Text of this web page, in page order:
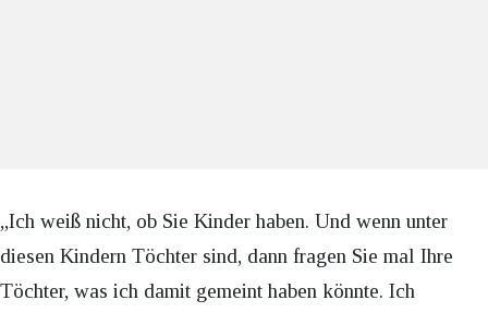
„Ich weiß nicht, ob Sie Kinder haben. Und wenn unter
diesen Kindern Töchter sind, dann fragen Sie mal Ihre
Töchter, was ich damit gemeint haben könnte. Ich